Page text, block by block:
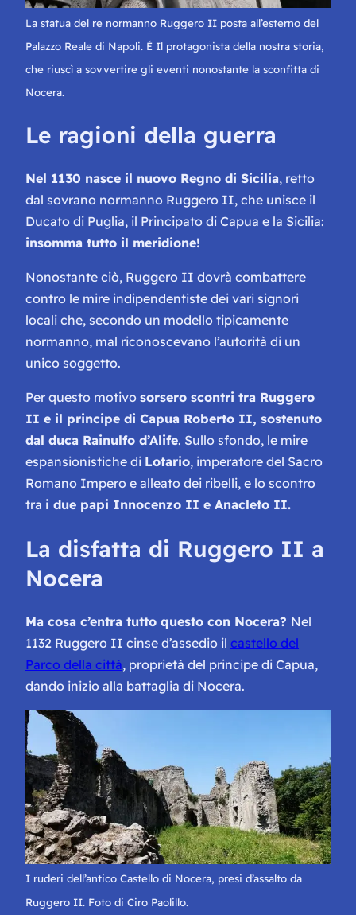
La statua del re normanno Ruggero II posta all’esterno del
Palazzo Reale di Napoli. É Il protagonista della nostra storia,
che riuscì a sovvertire gli eventi nonostante la sconfitta di
Nocera.
Le ragioni della guerra
Nel 1130 nasce il nuovo Regno di Sicilia, retto
dal sovrano normanno Ruggero II, che unisce il
Ducato di Puglia, il Principato di Capua e la Sicilia:
insomma tutto il meridione!
Nonostante ciò, Ruggero II dovrà combattere
contro le mire indipendentiste dei vari signori
locali che, secondo un modello tipicamente
normanno, mal riconoscevano l’autorità di un
unico soggetto.
Per questo motivo sorsero scontri tra Ruggero
II e il principe di Capua Roberto II, sostenuto
dal duca Rainulfo d’Alife. Sullo sfondo, le mire
espansionistiche di Lotario, imperatore del Sacro
Romano Impero e alleato dei ribelli, e lo scontro
tra i due papi Innocenzo II e Anacleto II.
La disfatta di Ruggero II a
Nocera
Ma cosa c’entra tutto questo con Nocera? Nel
1132 Ruggero II cinse d’assedio il castello del
Parco della città, proprietà del principe di Capua,
dando inizio alla battaglia di Nocera.
I ruderi dell’antico Castello di Nocera, presi d’assalto da
Ruggero II. Foto di Ciro Paolillo.